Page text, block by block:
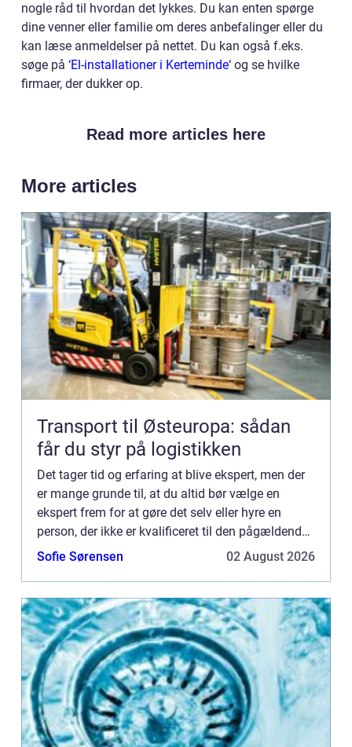
nogle råd til hvordan det lykkes. Du kan enten spørge
dine venner eller familie om deres anbefalinger eller du
kan læse anmeldelser på nettet. Du kan også f.eks.
søge på ‘El-installationer i Kerteminde‘ og se hvilke
firmaer, der dukker op.
Read more articles here
More articles
Transport til Østeuropa: sådan
får du styr på logistikken
Det tager tid og erfaring at blive ekspert, men der
er mange grunde til, at du altid bør vælge en
ekspert frem for at gøre det selv eller hyre en
person, der ikke er kvalificeret til den pågældende
opgave. En af de vig...
Sofie Sørensen 02 August 2026